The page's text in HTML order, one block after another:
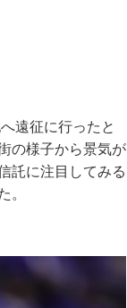
遠征に行ったと
の様子から景気が
託に注目してみる
。